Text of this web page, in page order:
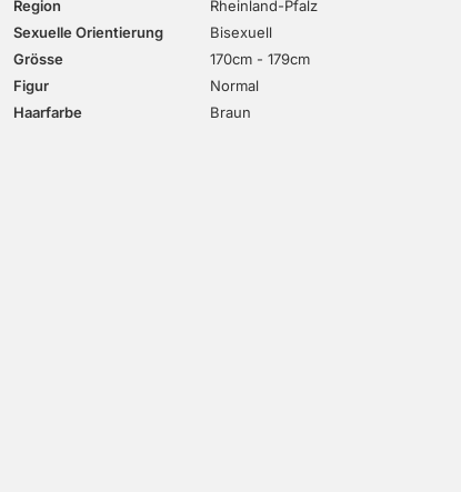
Region
Rheinland-Pfalz
Sexuelle Orientierung
Bisexuell
Grösse
170cm - 179cm
Figur
Normal
Haarfarbe
Braun